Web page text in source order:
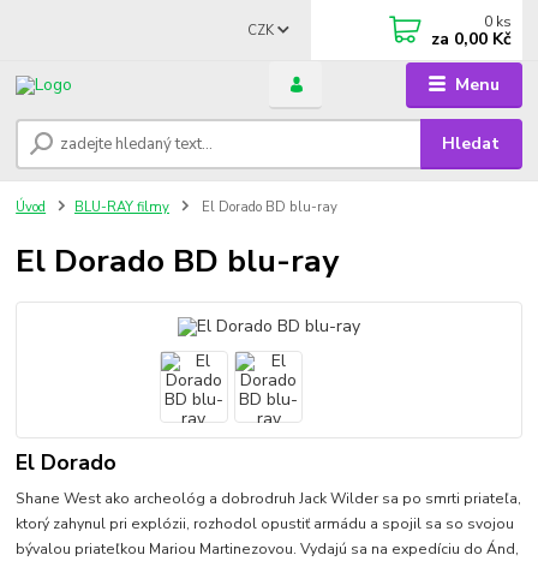
Menu
CZK
Hledat
0 ks
za 0,00 Kč
Úvod BLU-RAY filmy El Dorado BD blu-ray
El Dorado BD blu-ray
El Dorado
Shane West ako archeológ a dobrodruh Jack Wilder sa po smrti priateľa,
ktorý zahynul pri explózii, rozhodol opustiť armádu a spojil sa so svojou
bývalou priateľkou Mariou Martinezovou. Vydajú sa na expedíciu do Ánd,